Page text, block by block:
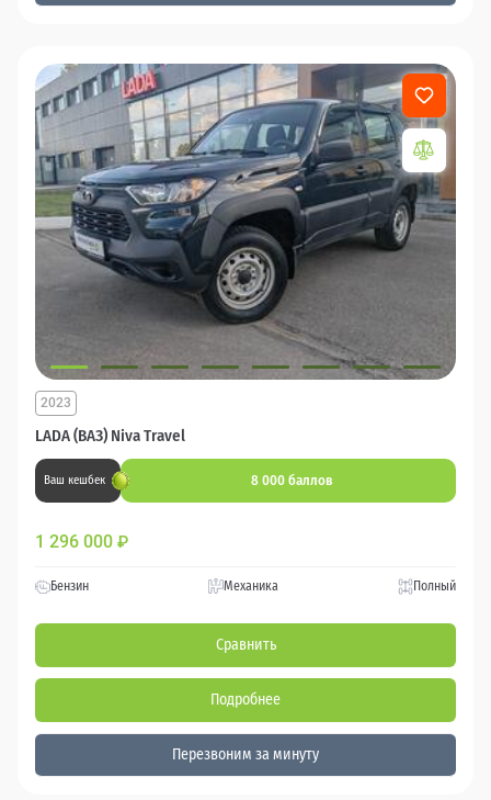
LADA (ВАЗ) Niva Travel
2023
Ваш кешбек 8 000 баллов
1 296 000 ₽
Бензин Механика Полный
Сравнить
Подробнее
Перезвоним за минуту